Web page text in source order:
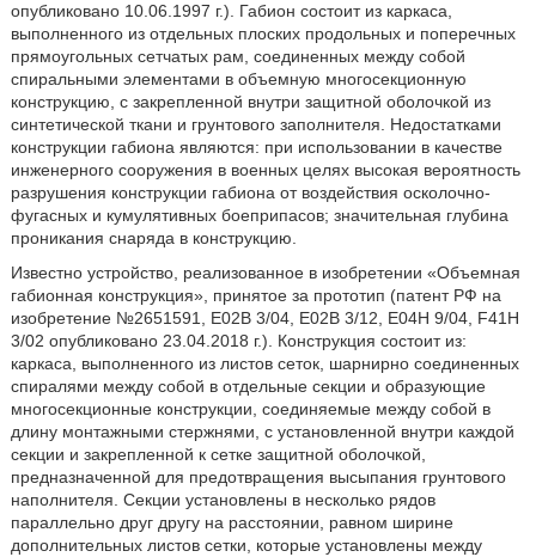
опубликовано 10.06.1997 г.). Габион состоит из каркаса,
выполненного из отдельных плоских продольных и поперечных
прямоугольных сетчатых рам, соединенных между собой
спиральными элементами в объемную многосекционную
конструкцию, с закрепленной внутри защитной оболочкой из
синтетической ткани и грунтового заполнителя. Недостатками
конструкции габиона являются: при использовании в качестве
инженерного сооружения в военных целях высокая вероятность
разрушения конструкции габиона от воздействия осколочно-
фугасных и кумулятивных боеприпасов; значительная глубина
проникания снаряда в конструкцию.
Известно устройство, реализованное в изобретении «Объемная
габионная конструкция», принятое за прототип (патент РФ на
изобретение №2651591, Е02В 3/04, Е02В 3/12, Е04Н 9/04, F41H
3/02 опубликовано 23.04.2018 г.). Конструкция состоит из:
каркаса, выполненного из листов сеток, шарнирно соединенных
спиралями между собой в отдельные секции и образующие
многосекционные конструкции, соединяемые между собой в
длину монтажными стержнями, с установленной внутри каждой
секции и закрепленной к сетке защитной оболочкой,
предназначенной для предотвращения высыпания грунтового
наполнителя. Секции установлены в несколько рядов
параллельно друг другу на расстоянии, равном ширине
дополнительных листов сетки, которые установлены между